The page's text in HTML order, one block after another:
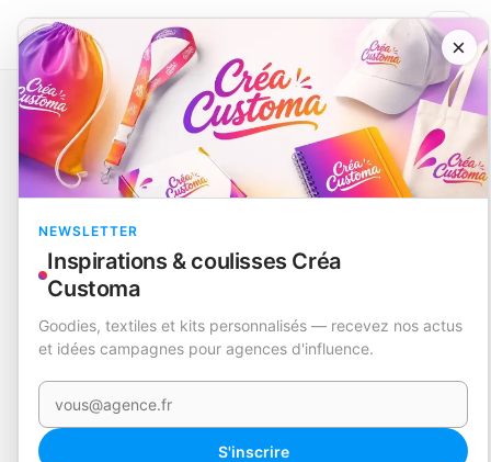
×
NEWSLETTER
Inspirations & coulisses Créa
Customa
Goodies, textiles et kits personnalisés — recevez nos actus
et idées campagnes pour agences d'influence.
Votre e-mail
S'inscrire
Catalogue Loisirs et divertissement Drapeau Dambor
EN STOCK